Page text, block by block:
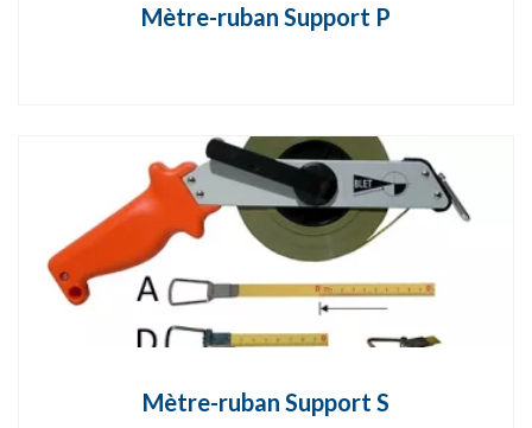
Mètre-ruban Support P
Mètre-ruban Support S